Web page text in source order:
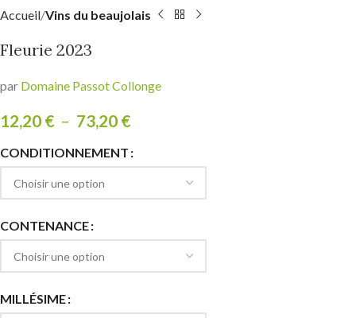
Accueil Vins du beaujolais
Fleurie 2023
par Domaine Passot Collonge
12,20 € – 73,20 €
CONDITIONNEMENT
CONTENANCE
MILLÉSIME